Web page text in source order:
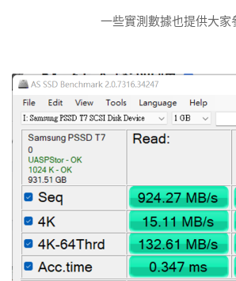
一些實測數據也提供大家